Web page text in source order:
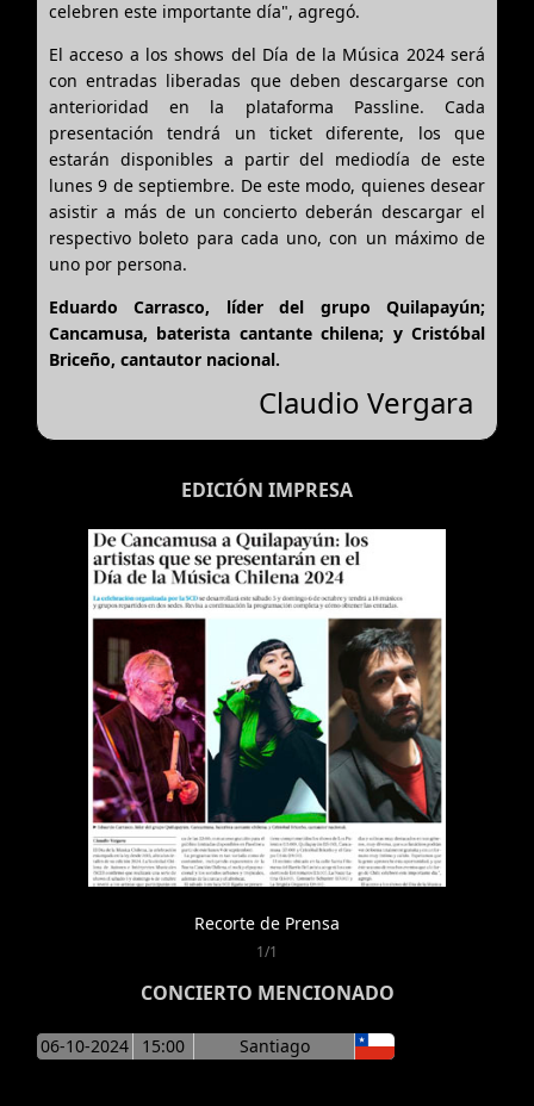
celebren este importante día", agregó.
El acceso a los shows del Día de la Música 2024 será
con entradas liberadas que deben descargarse con
anterioridad en la plataforma Passline. Cada
presentación tendrá un ticket diferente, los que
estarán disponibles a partir del mediodía de este
lunes 9 de septiembre. De este modo, quienes desear
asistir a más de un concierto deberán descargar el
respectivo boleto para cada uno, con un máximo de
uno por persona.
Eduardo Carrasco, líder del grupo Quilapayún;
Cancamusa, baterista cantante chilena; y Cristóbal
Briceño, cantautor nacional.
Claudio Vergara
EDICIÓN IMPRESA
Recorte de Prensa
1/1
CONCIERTO MENCIONADO
06-10-2024 15:00 Santiago